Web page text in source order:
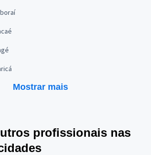
Mostrar mais
profissionais nas